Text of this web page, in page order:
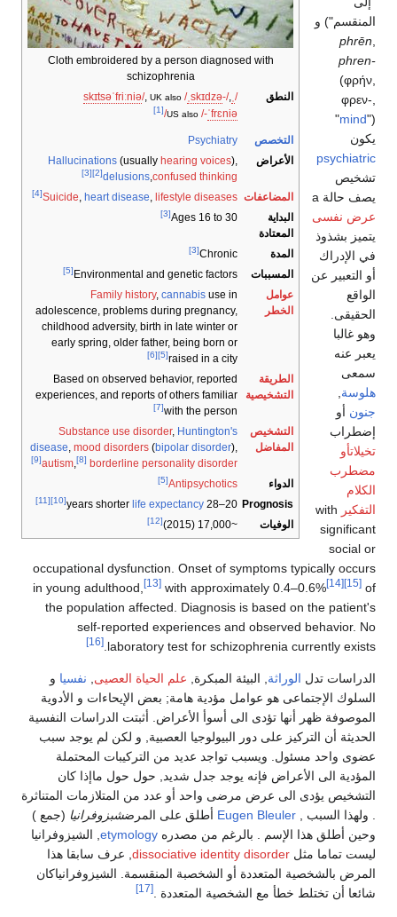
Cloth embroidered by a person diagnosed with
النطق
sk ɪtsəˈfriːni ə UK also /ˌs
التخصص
Psychiatry
الأعراض
Hallucinations(usuallyhearing voices),
delusions
[3]
المضاعفات Suicide,heart disease,lifestyle diseases
[4]
البداية
المعتادة
Ages 16 to 30
المدة Chronic
المسببات Environmental and genetic factors
[5]
عوامل
الخطر
Family history cannabis
adolescence, problems during pregnancy,
childhood adversity, birth in late winter or
early spring, older father, being born or
الطريقة
التشخيصية
Based on observed behavior, reported
experiences, and reports of others familiar
التشخيص
المفاضل
Substance use disorder,Huntington's
disease,mood disorders bipolar disorder
autism, [8] borderline personality disorder
[9]
الدواء Antipsychotics
Prognosis
20–28 years shorter
life expectancy
[10]
[11]
الوفيات ~17,000 (2015)
occupational dysfunction. Onset of symptoms
in young adulthood,
with approximately
the population affected. Diagnosis is based
self-reported experiences and
laboratory test for schizophrenia
الوراثة, البيئة المبكرة, علم الحياة العصيى ,نفسياو
هو عوامل مؤدية هامة; بعض الإيحاءات و الأدوية
تؤدى الى أسوأ الأعراض. أثبتت الدراسات النفسية
على دور البيولوجيا العصبية, و لكن لم يوجد سبب
ويسبب تواجد عديد من التركيبات المحتملة
فإنه يوجد جدل شديد, حول حول ماإذا كان
عرض مرضى واحد أو عدد من المتلازمات المتناثرة
Eugen Bleulerأطلق على المرضشبزوفرانيا (جمع )
الإسم . بالرغم من مصدره
etymology , الشيزوفرانيا
dissociative identity disorder, عرف سابقا هذا
المتعددة أو الشخصبة المنقسمة. الشيزوفرانياكان
خطأ مع الشخصية المتعددة .[17]